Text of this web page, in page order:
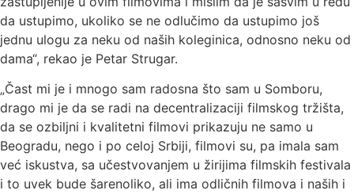
da ustupimo, ukoliko se ne odlučimo da ustupimo još
jednu ulogu za neku od naših koleginica, odnosno neku od
dama“, rekao je Petar Strugar.
„Čast mi je i mnogo sam radosna što sam u Somboru,
drago mi je da se radi na decentralizaciji filmskog tržišta,
da se ozbiljni i kvalitetni filmovi prikazuju ne samo u
Beogradu, nego i po celoj Srbiji, filmovi su, pa imala sam
već iskustva, sa učestvovanjem u žirijima filmskih festivala
i to uvek bude šarenoliko, ali ima odličnih filmova i naših i